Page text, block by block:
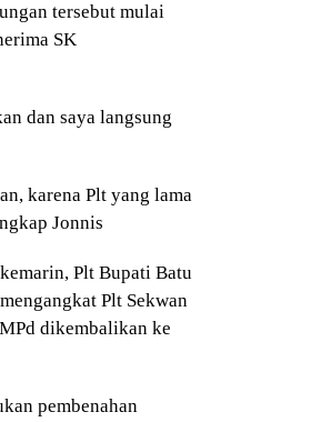
tersebut mulai
SK
dan saya langsung
karena Plt yang lama
Jonnis
Plt Bupati Batu
Plt Sekwan
dikembalikan ke
pembenahan